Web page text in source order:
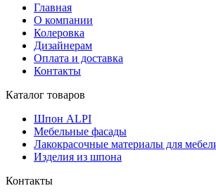
Главная
О компании
Колеровка
Дизайнерам
Оплата и доставка
Контакты
Каталог товаров
Шпон ALPI
Мебельные фасады
Лакокрасочные материалы для
Изделия из шпона
Контакты